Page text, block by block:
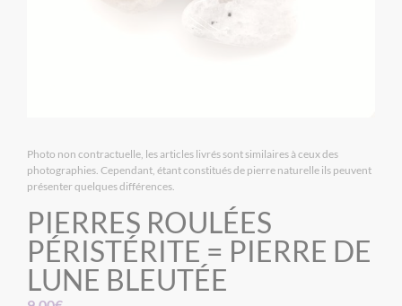
Photo non contractuelle, les articles livrés sont similaires à ceux des
photographies. Cependant, étant constitués de pierre naturelle ils peuvent
présenter quelques différences.
PIERRES ROULÉES
PÉRISTÉRITE = PIERRE DE
LUNE BLEUTÉE